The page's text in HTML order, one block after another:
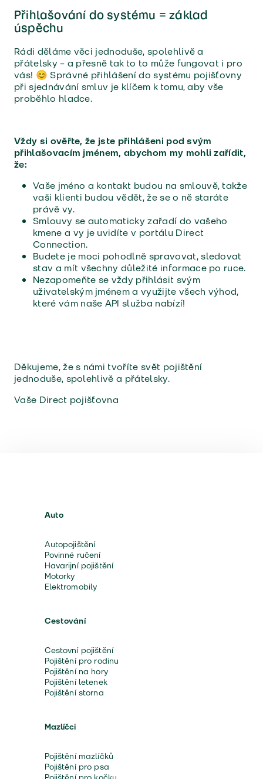
Přihlašování do systému = základ
úspěchu
Rádi děláme věci jednoduše, spolehlivě a
přátelsky – a přesně tak to to může fungovat i pro
vás! 😊 Správné přihlášení do systému pojišťovny
při sjednávání smluv je klíčem k tomu, aby vše
proběhlo hladce.
Vždy si ověřte, že jste přihlášeni pod svým
přihlašovacím jménem, abychom my mohli zařídit,
že:
Vaše jméno a kontakt budou na smlouvě, takže
vaši klienti budou vědět, že se o ně staráte
právě vy.
Smlouvy se automaticky zařadí do vašeho
kmene a vy je uvidíte v portálu Direct
Connection.
Budete je moci pohodlně spravovat, sledovat
stav a mít všechny důležité informace po ruce.
Nezapomeňte se vždy přihlásit svým
uživatelským jménem a využijte všech výhod,
které vám naše API služba nabízí!
Děkujeme, že s námi tvoříte svět pojištění
jednoduše, spolehlivě a přátelsky.
Vaše Direct pojišťovna
Auto
Autopojištění
Povinné ručení
Havarijní pojištění
Motorky
Elektromobily
Cestování
Cestovní pojištění
Pojištění pro rodinu
Pojištění na hory
Pojištění letenek
Pojištění storna
Mazlíčci
Pojištění mazlíčků
Pojištění pro psa